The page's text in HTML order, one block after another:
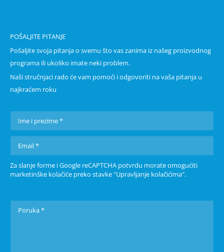
POŠALJITE PITANJE
Pošaljite svoja pitanja o svemu što vas zanima iz našeg proizvodnog
programa ili ukoliko imate neki problem.
Naši stručnjaci rado će vam pomoći i odgovoriti na vaša pitanja u
najkraćem roku
Za slanje forme i Google reCAPTCHA potvrdu morate omogućiti
marketinške kolačiće preko stavke "Upravljanje kolačićima".